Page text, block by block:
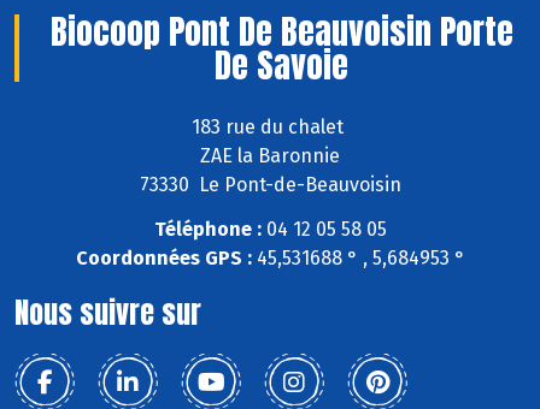
Biocoop Pont De Beauvoisin Porte
De Savoie
183 rue du chalet
ZAE la Baronnie
73330 Le Pont-de-Beauvoisin
Téléphone :04 12 05 58 05
Coordonnées GPS :45,531688 ° , 5,684953 °
Nous suivre sur